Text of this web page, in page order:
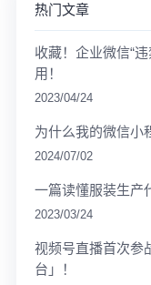
热门文章
收藏！企业微信“
用！
2023/04/24
为什么我的微信小
2024/07/02
一篇读懂服装生产
2023/03/24
视频号直播首次参
台」！